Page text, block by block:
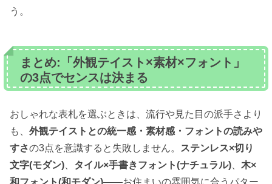
う。
まとめ:「外観テイスト×素材×フォント」
の3点でセンスは決まる
おしゃれな表札を選ぶときは、流行や見た目の派手さより
も、 外観テイストとの統一感・素材感・フォントの読みや
すさの3点を意識すると失敗しません。
ステンレス×切り
文字(モダン)
タイル×手書きフォント(ナチュラル)
木×
和フォント(和モダン)——お住まいの雰囲気に合うパター